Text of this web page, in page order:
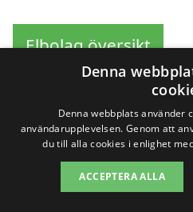
Elbolag översikt
Innehållsförteckning
Att bästa elbolag i Broby
flera skäl
Så enkelt är det att byta
Lista över elbolag i Broby
Denna
Denna webbplats använder
användarupplevelsen. Genom att
du till alla cookies i enlighet
ACCEPTERA ALLA